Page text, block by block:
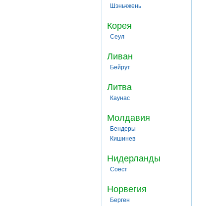
Шэньчжень
Корея
Сеул
Ливан
Бейрут
Литва
Каунас
Молдавия
Бендеры
Кишинев
Нидерланды
Соест
Норвегия
Берген